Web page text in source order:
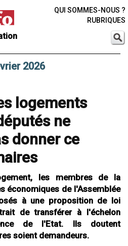
QUI SOMMES-NOUS ?
RUBRIQUES
2026
logements
ne
donner ce
les membres de la
économiques de l'Assemblée
à une proposition de loi
de transférer à l'échelon
de l'Etat. Ils doutent
soient demandeurs.